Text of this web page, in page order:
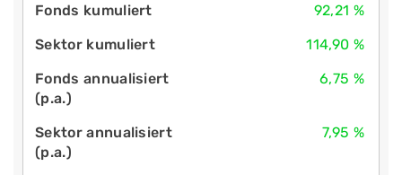
92,21 %
114,90 %
6,75 %
7,95 %